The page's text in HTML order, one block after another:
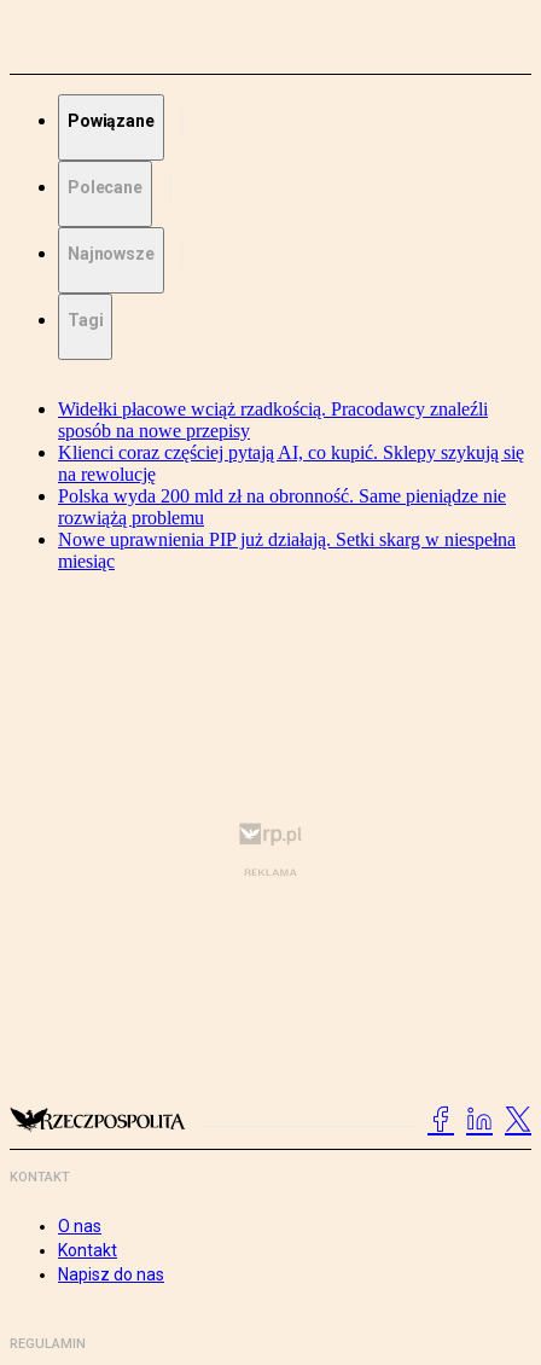
Powiązane
Polecane
Najnowsze
Tagi
Widełki płacowe wciąż rzadkością. Pracodawcy znaleźli
sposób na nowe przepisy
Klienci coraz częściej pytają AI, co kupić. Sklepy szykują się
na rewolucję
Polska wyda 200 mld zł na obronność. Same pieniądze nie
rozwiążą problemu
Nowe uprawnienia PIP już działają. Setki skarg w niespełna
miesiąc
KONTAKT
O nas
Kontakt
Napisz do nas
REGULAMIN